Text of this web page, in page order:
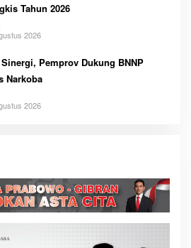
Tahun 2026
2026
Pemprov Dukung BNNP
Narkoba
2026